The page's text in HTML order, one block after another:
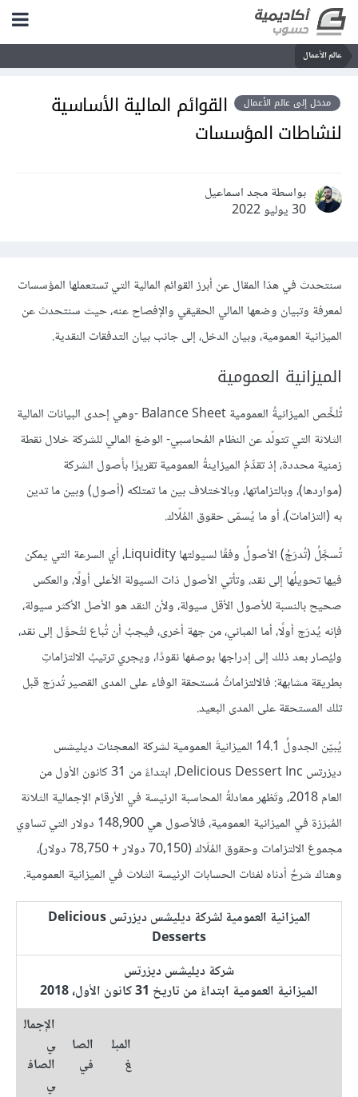
عالم الأعمال
مدخل إلى عالم الأعمال
القوائم المالية الأساسية
لنشاطات المؤسسات
بواسطة مجد اسماعيل
30 يوليو 2022
سنتحدث في هذا المقال عن أبرز القوائم المالية التي تستعملها المؤسسات
لمعرفة وتبيان وضعها المالي الحقيقي والإفصاح عنه، حيث سنتحدث عن
الميزانية العمومية، وبيان الدخل، إلى جانب بيان التدفقات النقدية.
الميزانية العمومية
تُلخِّص الميزانيةُ العمومية Balance Sheet -وهي إحدى البيانات المالية
الثلاثة التي تتولّد عن النظام المُحاسبي- الوضعَ المالي للشركة خلال نقطة
زمنية محددة، إذ تقدِّمُ الميزاينةُ العمومية تقريرًا بأصول الشركة
(مواردها)، وبالتزاماتها، وبالاختلاف بين ما تمتلكه (أصول) وبين ما تدين
به (التزامات)، أو ما يُسمّى حقوق المُلّاك.
تُسجَّلُ (تُدرَجُ) الأصولُ وفقًا لسيولتها Liquidity، أي السرعة التي يمكن
فيها تحويلُها إلى نقد، وتأتي الأصول ذات السيولة الأعلى أولًا، والعكس
صحيح بالنسبة للأصول الأقل سيولة، ولأن النقد هو الأصل الأكثر سيولة،
فإنه يُدرَج أولًا، أما المباني، من جهة أخرى، فيجبُ أن تُباع لتُحوَّل إلى نقد،
وليُصار بعد ذلك إلى إدراجها بوصفها نقودًا، ويجري ترتيبُ الالتزاماتِ
بطريقة مشابهة: فالالتزاماتُ مُستحقة الوفاء على المدى القصير تُدرَج قبل
تلك المستحقة على المدى البعيد.
يُبيّن الجدولُ 14.1 الميزانيةَ العمومية لشركة المعجنات ديليشس
ديزرتس Delicious Dessert Inc، ابتداءً من 31 كانون الأول من
العام 2018، وتَظهر معادلةُ المحاسبة الرئيسة في الأرقام الإجمالية الثلاثة
المُبرَزة في الميزانية العمومية، فالأصول هي 148,900 دولار التي تساوي
مجموعَ الالتزامات وحقوق المُلَاك (70,150 دولار + 78,750 دولار)،
وهناك شرحٌ أدناه لفئات الحسابات الرئيسة الثلاث في الميزانية العمومية.
الميزانية العمومية لشركة ديليشس ديزرتس Delicious
Desserts
شركة ديليشس ديزرتس
الميزانية العمومية ابتداءً من تاريخ 31 كانون الأول، 2018
المبل
غ
الصا
في
الإجمال
ي
الصاف
ي